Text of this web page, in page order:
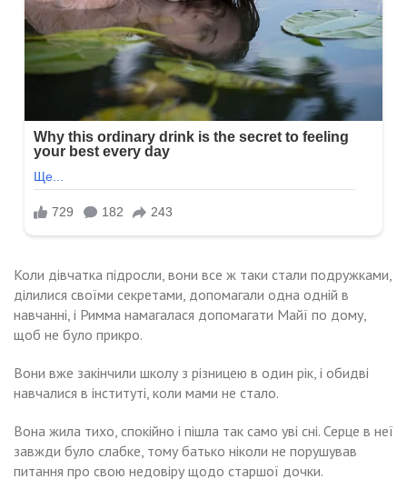
Коли дівчатка підросли, вони все ж таки стали подружками,
ділилися своїми секретами, допомагали одна одній в
навчанні, і Римма намагалася допомагати Майї по дому,
щоб не було прикро.
Вони вже закінчили школу з різницею в один рік, і обидві
навчалися в інституті, коли мами не стало.
Вона жила тихо, спокійно і пішла так само уві сні. Серце в неї
завжди було слабке, тому батько ніколи не порушував
питання про свою недовіру щодо старшої дочки.